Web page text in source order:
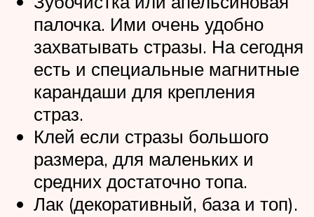
палочка. Ими очень удобно
захватывать стразы. На сегодня
есть и специальные магнитные
карандаши для крепления
страз.
Клей если стразы большого
размера, для маленьких и
средних достаточно топа.
Лак (декоративный, база и топ).